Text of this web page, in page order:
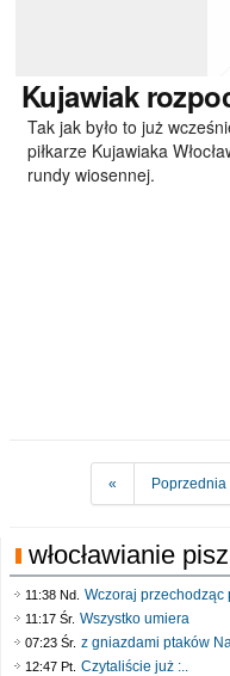
Kujawiak
Tak jak było to już
piłkarze Kujawiaka
rundy wiosennej.
« Poprzednia
włocławianie
11:38 Nd. Wczoraj przechodząc
11:17 Śr. Wszystko umiera
07:23 Śr. z gniazdami ptaków
12:47 Pt. Czytaliście już :..